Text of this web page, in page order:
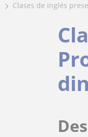
clases de inglés